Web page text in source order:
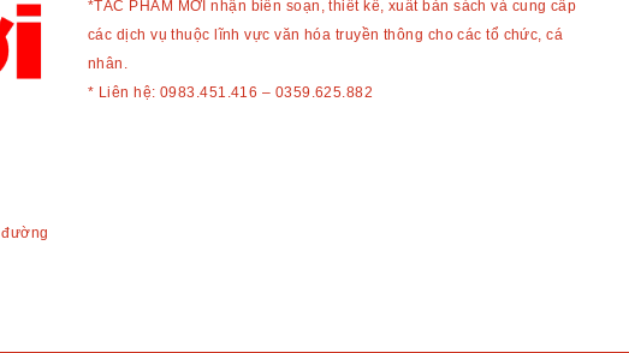
*TÁC PHẨM MỚI nhận biên soạn, thiết kế, xuất bản sách và cung cấp
các dịch vụ thuộc lĩnh vực văn hóa truyền thông cho các tổ chức, cá
nhân.
* Liên hệ: 0983.451.416 – 0359.625.882